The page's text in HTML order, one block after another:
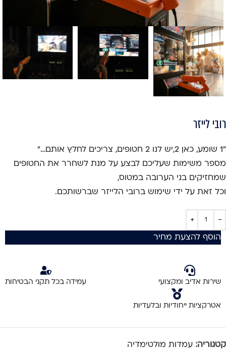
רובי לייזר
"1 שומע, כאן 2,יש לנו 2 חטופים, צריכים לחלץ אותם…"
מספר משימות שעליכם לבצע על מנת לשחרר את החטופים
שמחזיקים בני הערובה במטוס,
וכל זאת על ידי שימוש ברובי הלייזר שברשותכם.
הוסף להצעת מחיר
שירות אדיב ומקצועי עמידה בכל תקני הבטיחות
אטרקציות ייחודיות ובלעדיות
קטגוריה: עמדות מולטימדיה